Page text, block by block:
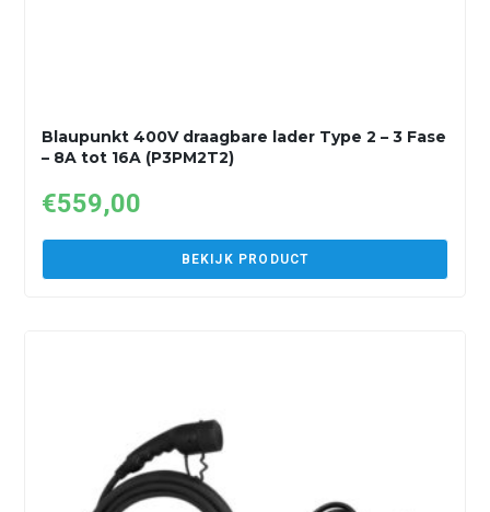
Blaupunkt 400V draagbare lader Type 2 – 3 Fase
– 8A tot 16A (P3PM2T2)
€559,00
BEKIJK PRODUCT